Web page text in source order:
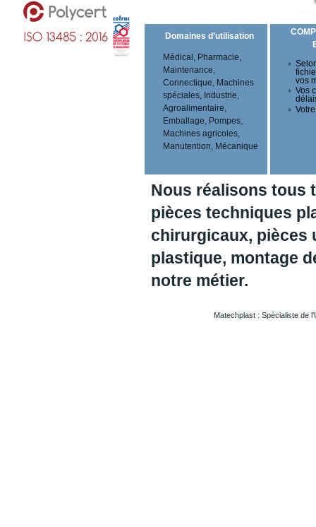
Domaines d’utilisation
Médical, Pharmacie,
Maintenance,
Connectique, Machines
spéciales, Industrie,
Agroalimentaire,
Emballage, Pompes,
Machines agricoles,
Manutention, Mécanique
vos
Vos
Nous réalisons tous
pièces techniques
chirurgicaux, pièces
plastique, montage
notre métier.
Matechplast : Spécialiste de